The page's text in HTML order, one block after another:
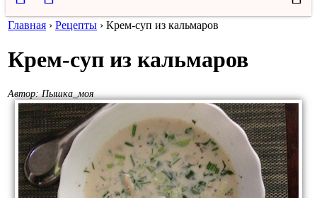
Главная › Рецепты › Крем-суп из кальмаров
Крем-суп из кальмаров
Автор: Пышка_моя